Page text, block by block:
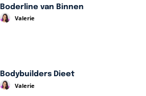
Boderline van Binnen
Valerie
Bodybuilders Dieet
Valerie